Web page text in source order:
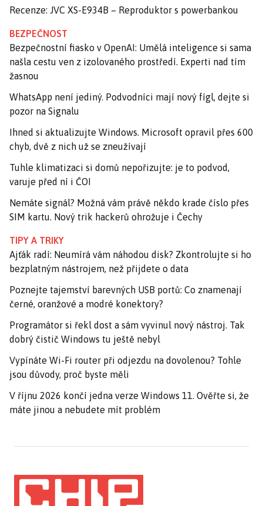
Recenze: JVC XS-E934B – Reproduktor s powerbankou
BEZPEČNOST
Bezpečnostní fiasko v OpenAI: Umělá inteligence si sama
našla cestu ven z izolovaného prostředí. Experti nad tím
žasnou
WhatsApp není jediný. Podvodníci mají nový fígl, dejte si
pozor na Signalu
Ihned si aktualizujte Windows. Microsoft opravil přes 600
chyb, dvě z nich už se zneužívají
Tuhle klimatizaci si domů nepořizujte: je to podvod,
varuje před ní i ČOI
Nemáte signál? Možná vám právě někdo krade číslo přes
SIM kartu. Nový trik hackerů ohrožuje i Čechy
TIPY A TRIKY
Ajťák radí: Neumírá vám náhodou disk? Zkontrolujte si ho
bezplatným nástrojem, než přijdete o data
Poznejte tajemství barevných USB portů: Co znamenají
černé, oranžové a modré konektory?
Programátor si řekl dost a sám vyvinul nový nástroj. Tak
dobrý čistič Windows tu ještě nebyl
Vypínáte Wi-Fi router při odjezdu na dovolenou? Tohle
jsou důvody, proč byste měli
V říjnu 2026 končí jedna verze Windows 11. Ověřte si, že
máte jinou a nebudete mít problém